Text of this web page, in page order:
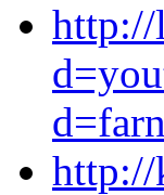
http://
http://